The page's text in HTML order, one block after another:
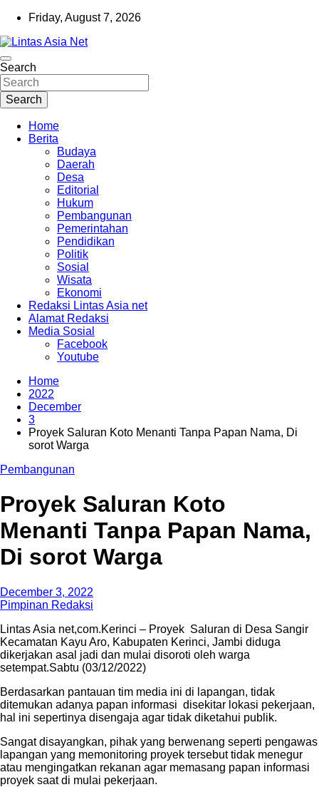
Skip
content
Friday, August 7, 2026
Lintas Asia Net
Tajam dan Terpercaya
Search
Search
Home
Berita
Budaya
Daerah
Desa
Editorial
Hukum
Pembangunan
Pemerintahan
Pendidikan
Politik
Sosial
Wisata
Ekonomi
Redaksi Lintas Asia net
Alamat Redaksi
Media Sosial
Facebook
Youtube
Home
2022
December
3
Proyek Saluran Koto Menanti Tanpa Papan Nama, Di
sorot Warga
Pembangunan
Proyek Saluran Koto
Menanti Tanpa Papan Nama,
Di sorot Warga
December 3, 2022
Pimpinan Redaksi
Lintas Asia net,com.Kerinci – Proyek Saluran di Desa Sangir
Kecamatan Kayu Aro, Kabupaten Kerinci, Jambi diduga
dikerjakan asal jadi dan mulai disoroti oleh warga
setempat.Sabtu (03/12/2022)
Berdasarkan pantauan tim media ini di lapangan, tidak
ditemukan adanya papan informasi disekitar lokasi pekerjaan,
hal ini sepertinya disengaja agar tidak diketahui publik.
Sangat disayangkan, pihak yang berwenang seperti pengawas
lapangan yang memonitoring proyek tersebut tidak menegur
atau mengingatkan rekanan agar memasang papan informasi
proyek saat di mulai pekerjaan.